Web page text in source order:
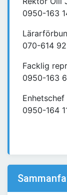
0950-163
070-614
Facklig
0950-163
Enhetschef
0950-164